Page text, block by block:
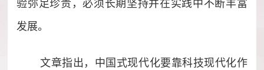
验弥足珍贵，必须长期坚持并在实践中不断丰富
发展。
文章指出，中国式现代化要靠科技现代化作